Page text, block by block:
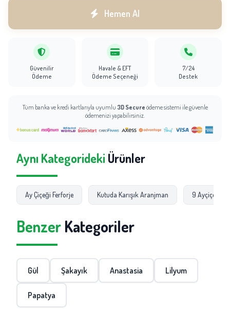
Hemen Al
Güvenilir
Ödeme
Havale & EFT
Ödeme Seçeneği
7/24
Destek
Tüm banka ve kredi kartlarıyla uyumlu 3D Secure ödeme sistemi ile güvenle
ödemenizi yapabilirsiniz.
Aynı Kategorideki Ürünler
Ay Çiçeği Ferforje Kutuda Karışık Aranjman 9 Ayçiçeği
Benzer Kategoriler
Gül Şakayık Anastasia Lilyum
Papatya